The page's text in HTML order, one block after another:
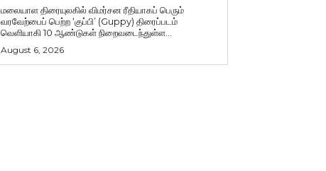
மலையாள திரையுலகில் விமர்சன ரீதியாகப் பெரும்
வரவேற்பைப் பெற்ற ‘குப்பி’ (Guppy) திரைப்படம்
வெளியாகி 10 ஆண்டுகள் நிறைவடைந்துள்ள...
August 6, 2026